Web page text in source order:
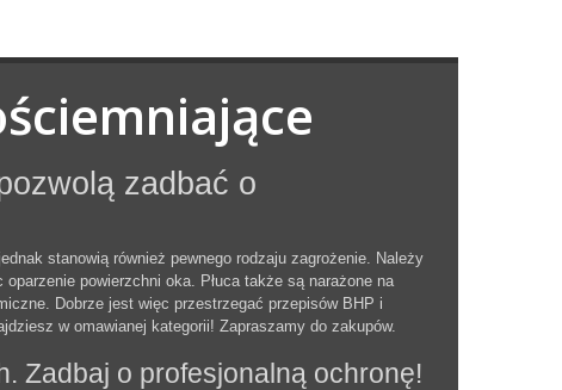
zadbać o
stanowią również pewnego rodzaju zagrożenie. Należy
powierzchni oka. Płuca także są narażone na
Dobrze jest więc przestrzegać przepisów BHP i
w omawianej kategorii! Zapraszamy do zakupów.
Zadbaj o profesjonalną ochronę!